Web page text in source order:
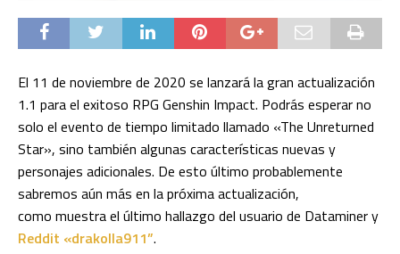
El 11 de noviembre de 2020 se lanzará la gran actualización
1.1 para el exitoso RPG Genshin Impact. Podrás esperar no
solo el evento de tiempo limitado llamado «The Unreturned
Star», sino también algunas características nuevas y
personajes adicionales. De esto último probablemente
sabremos aún más en la próxima actualización,
como muestra el último hallazgo del usuario de Dataminer y
Reddit «drakolla911”.